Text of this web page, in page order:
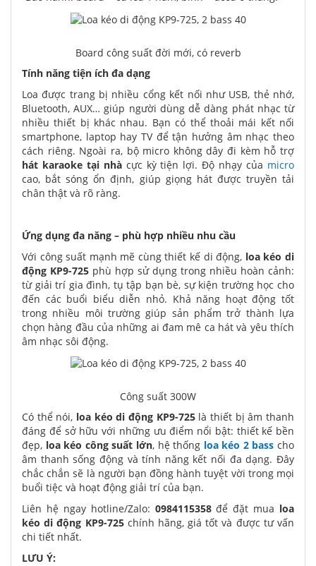
Board công suất đời mới, có reverb
Tính năng tiện ích đa dạng
Loa được trang bị nhiều cổng kết nối như USB, thẻ nhớ,
Bluetooth, AUX… giúp người dùng dễ dàng phát nhạc từ
nhiều thiết bị khác nhau. Bạn có thể thoải mái kết nối
smartphone, laptop hay TV để tận hưởng âm nhạc theo
cách riêng. Ngoài ra, bộ micro không dây đi kèm hỗ trợ
hát karaoke tại nhàcực kỳ tiện lợi. Độ nhạy của micro
cao, bắt sóng ổn định, giúp giọng hát được truyền tải
chân thật và rõ ràng.
Ứng dụng đa năng – phù hợp nhiều nhu cầu
Với công suất mạnh mẽ cùng thiết kế di động, loa kéo di
động KP9-725 phù hợp sử dụng trong nhiều hoàn cảnh:
từ giải trí gia đình, tụ tập bạn bè, sự kiện trường học cho
đến các buổi biểu diễn nhỏ. Khả năng hoạt động tốt
trong nhiều môi trường giúp sản phẩm trở thành lựa
chọn hàng đầu của những ai đam mê ca hát và yêu thích
âm nhạc sôi động.
Công suất 300W
Có thể nói, loa kéo di động KP9-725là thiết bị âm thanh
đáng để sở hữu với những ưu điểm nổi bật: thiết kế bền
đẹp, loa kéo công suất lớn, hệ thống loa kéo 2 bass cho
âm thanh sống động và tính năng kết nối đa dạng. Đây
chắc chắn sẽ là người bạn đồng hành tuyệt vời trong mọi
buổi tiệc và hoạt động giải trí của bạn.
Liên hệ ngay hotline/Zalo: 0984115358để đặt mua loa
kéo di động KP9-725chính hãng, giá tốt và được tư vấn
chi tiết nhất.
LƯU Ý: